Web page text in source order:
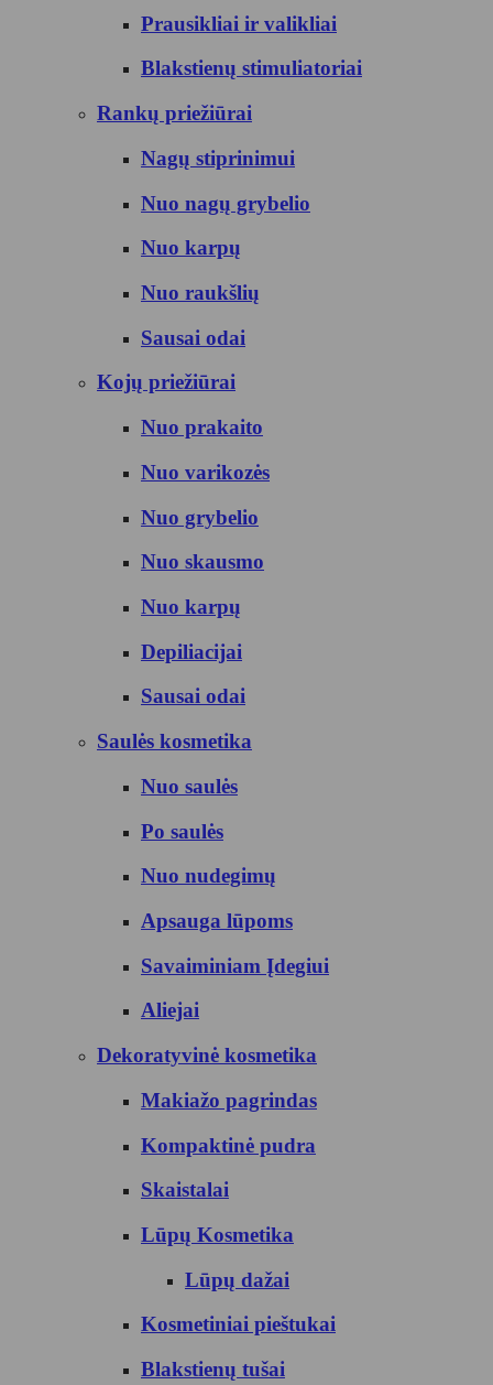
Prausikliai ir valikliai
Blakstienų stimuliatoriai
Rankų priežiūrai
Nagų stiprinimui
Nuo nagų grybelio
Nuo karpų
Nuo raukšlių
Sausai odai
Kojų priežiūrai
Nuo prakaito
Nuo varikozės
Nuo grybelio
Nuo skausmo
Nuo karpų
Depiliacijai
Sausai odai
Saulės kosmetika
Nuo saulės
Po saulės
Nuo nudegimų
Apsauga lūpoms
Savaiminiam Įdegiui
Aliejai
Dekoratyvinė kosmetika
Makiažo pagrindas
Kompaktinė pudra
Skaistalai
Lūpų Kosmetika
Lūpų dažai
Kosmetiniai pieštukai
Blakstienų tušai